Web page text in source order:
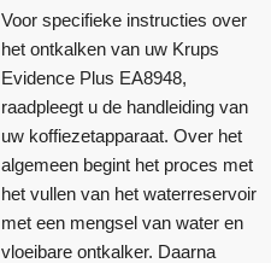
Voor specifieke instructies over
het ontkalken van uw Krups
Evidence Plus EA8948,
raadpleegt u de handleiding van
uw koffiezetapparaat. Over het
algemeen begint het proces met
het vullen van het waterreservoir
met een mengsel van water en
vloeibare ontkalker. Daarna